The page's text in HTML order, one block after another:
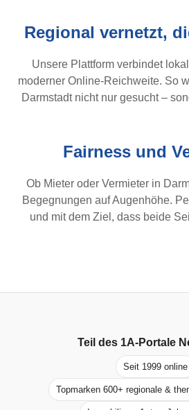
Regional vernetzt,
Unsere Plattform verbindet
moderner Online-Reichweite. So
Darmstadt nicht nur gesucht –
Fairness und
Ob Mieter oder Vermieter in
Begegnungen auf Augenhöhe.
und mit dem Ziel, dass beide
Teil des 1A-Portale
Seit 1999 online
Topmarken 600+ regionale &